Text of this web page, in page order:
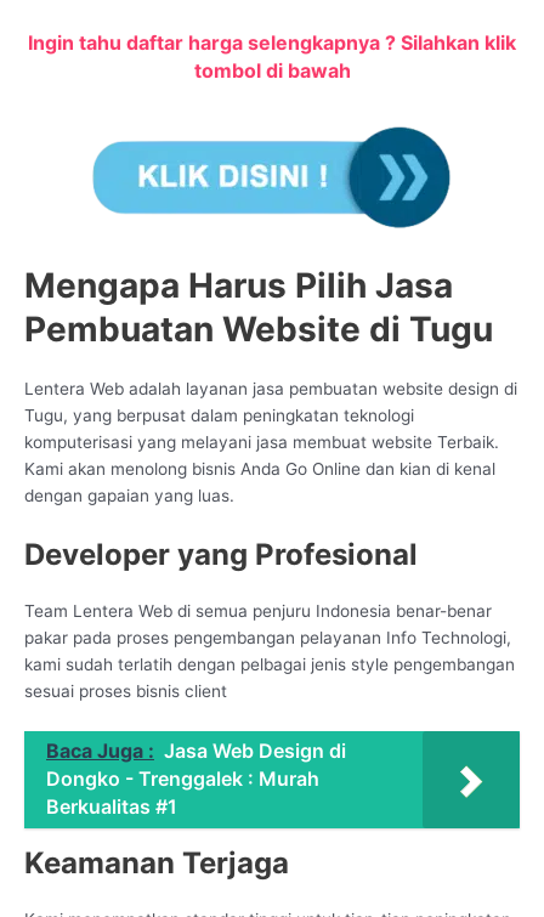
Ingin tahu daftar harga selengkapnya ? Silahkan klik
tombol di bawah
Mengapa Harus Pilih Jasa
Pembuatan Website di Tugu
Lentera Web adalah layanan jasa pembuatan website design di
Tugu, yang berpusat dalam peningkatan teknologi
komputerisasi yang melayani jasa membuat website Terbaik.
Kami akan menolong bisnis Anda Go Online dan kian di kenal
dengan gapaian yang luas.
Developer yang Profesional
Team Lentera Web di semua penjuru Indonesia benar-benar
pakar pada proses pengembangan pelayanan Info Technologi,
kami sudah terlatih dengan pelbagai jenis style pengembangan
sesuai proses bisnis client
Baca Juga : Jasa Web Design di
Dongko - Trenggalek : Murah
Berkualitas #1
Keamanan Terjaga